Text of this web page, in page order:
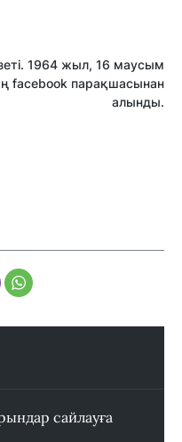
1964 жыл, 16 маусым
facebook парақшасынан
алынды.
сайлауға